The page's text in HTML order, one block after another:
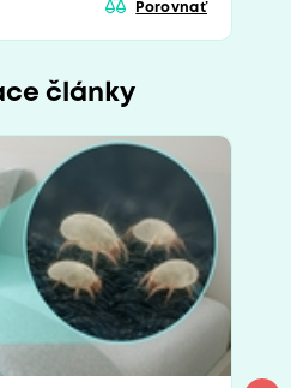
Porovnať
články